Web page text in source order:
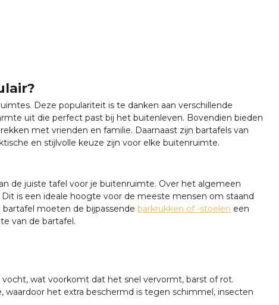
Deze populariteit is te danken aan verschillende
uit die perfect past bij het buitenleven. Bovendien bieden
met vrienden en familie. Daarnaast zijn bartafels van
en stijlvolle keuze zijn voor elke buitenruimte.
de juiste tafel voor je buitenruimte. Over het algemeen
is een ideale hoogte voor de meeste mensen om staand
moeten de bijpassende barkrukken of -stoelen een
van de bartafel.
wat voorkomt dat het snel vervormt, barst of rot.
het extra beschermd is tegen schimmel, insecten